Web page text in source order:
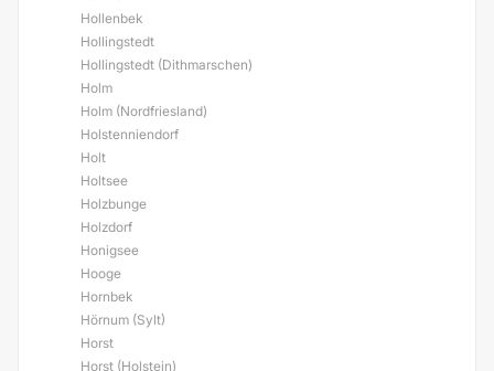
Hollenbek
Hollingstedt
Hollingstedt (Dithmarschen)
Holm
Holm (Nordfriesland)
Holstenniendorf
Holt
Holtsee
Holzbunge
Holzdorf
Honigsee
Hooge
Hornbek
Hörnum (Sylt)
Horst
Horst (Holstein)